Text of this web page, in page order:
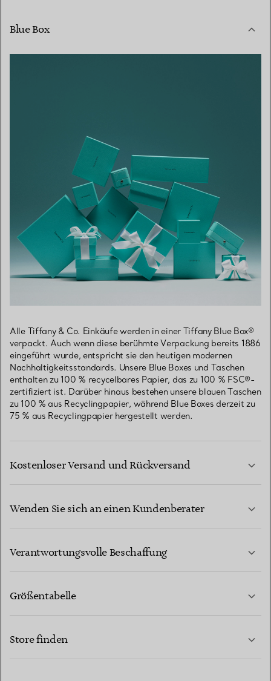
Blue Box
Alle Tiffany & Co. Einkäufe werden in einer Tiffany Blue Box®
verpackt. Auch wenn diese berühmte Verpackung bereits 1886
eingeführt wurde, entspricht sie den heutigen modernen
Nachhaltigkeitsstandards. Unsere Blue Boxes und Taschen
enthalten zu 100 % recycelbares Papier, das zu 100 % FSC®-
zertifiziert ist. Darüber hinaus bestehen unsere blauen Taschen
zu 100 % aus Recyclingpapier, während Blue Boxes derzeit zu
75 % aus Recyclingpapier hergestellt werden.
Kostenloser Versand und Rückversand
Wenden Sie sich an einen Kundenberater
Verantwortungsvolle Beschaffung
Größentabelle
Store finden